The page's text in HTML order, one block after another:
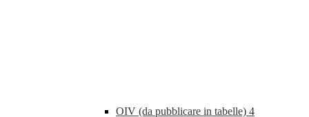
OIV (da pubblicare in tabelle) 4